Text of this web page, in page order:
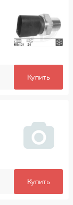
Купить
Купить